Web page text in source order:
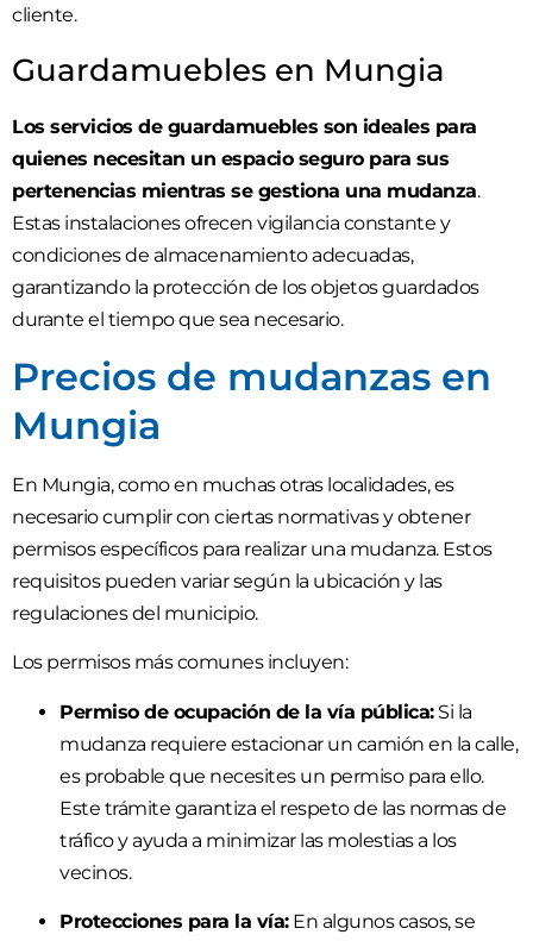
cliente.
Guardamuebles en Mungia
Los servicios de guardamuebles son ideales para
quienes necesitan un espacio seguro para sus
pertenencias mientras se gestiona una mudanza.
Estas instalaciones ofrecen vigilancia constante y
condiciones de almacenamiento adecuadas,
garantizando la protección de los objetos guardados
durante el tiempo que sea necesario.
Precios de mudanzas en
Mungia
En Mungia, como en muchas otras localidades, es
necesario cumplir con ciertas normativas y obtener
permisos específicos para realizar una mudanza. Estos
requisitos pueden variar según la ubicación y las
regulaciones del municipio.
Los permisos más comunes incluyen:
Permiso de ocupación de la vía pública:Si la
mudanza requiere estacionar un camión en la calle,
es probable que necesites un permiso para ello.
Este trámite garantiza el respeto de las normas de
tráfico y ayuda a minimizar las molestias a los
vecinos.
Protecciones para la vía:En algunos casos, se